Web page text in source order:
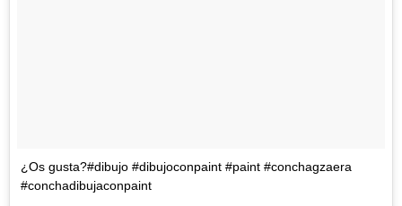
¿Os gusta?#dibujo #dibujoconpaint #paint #conchagzaera
#conchadibujaconpaint